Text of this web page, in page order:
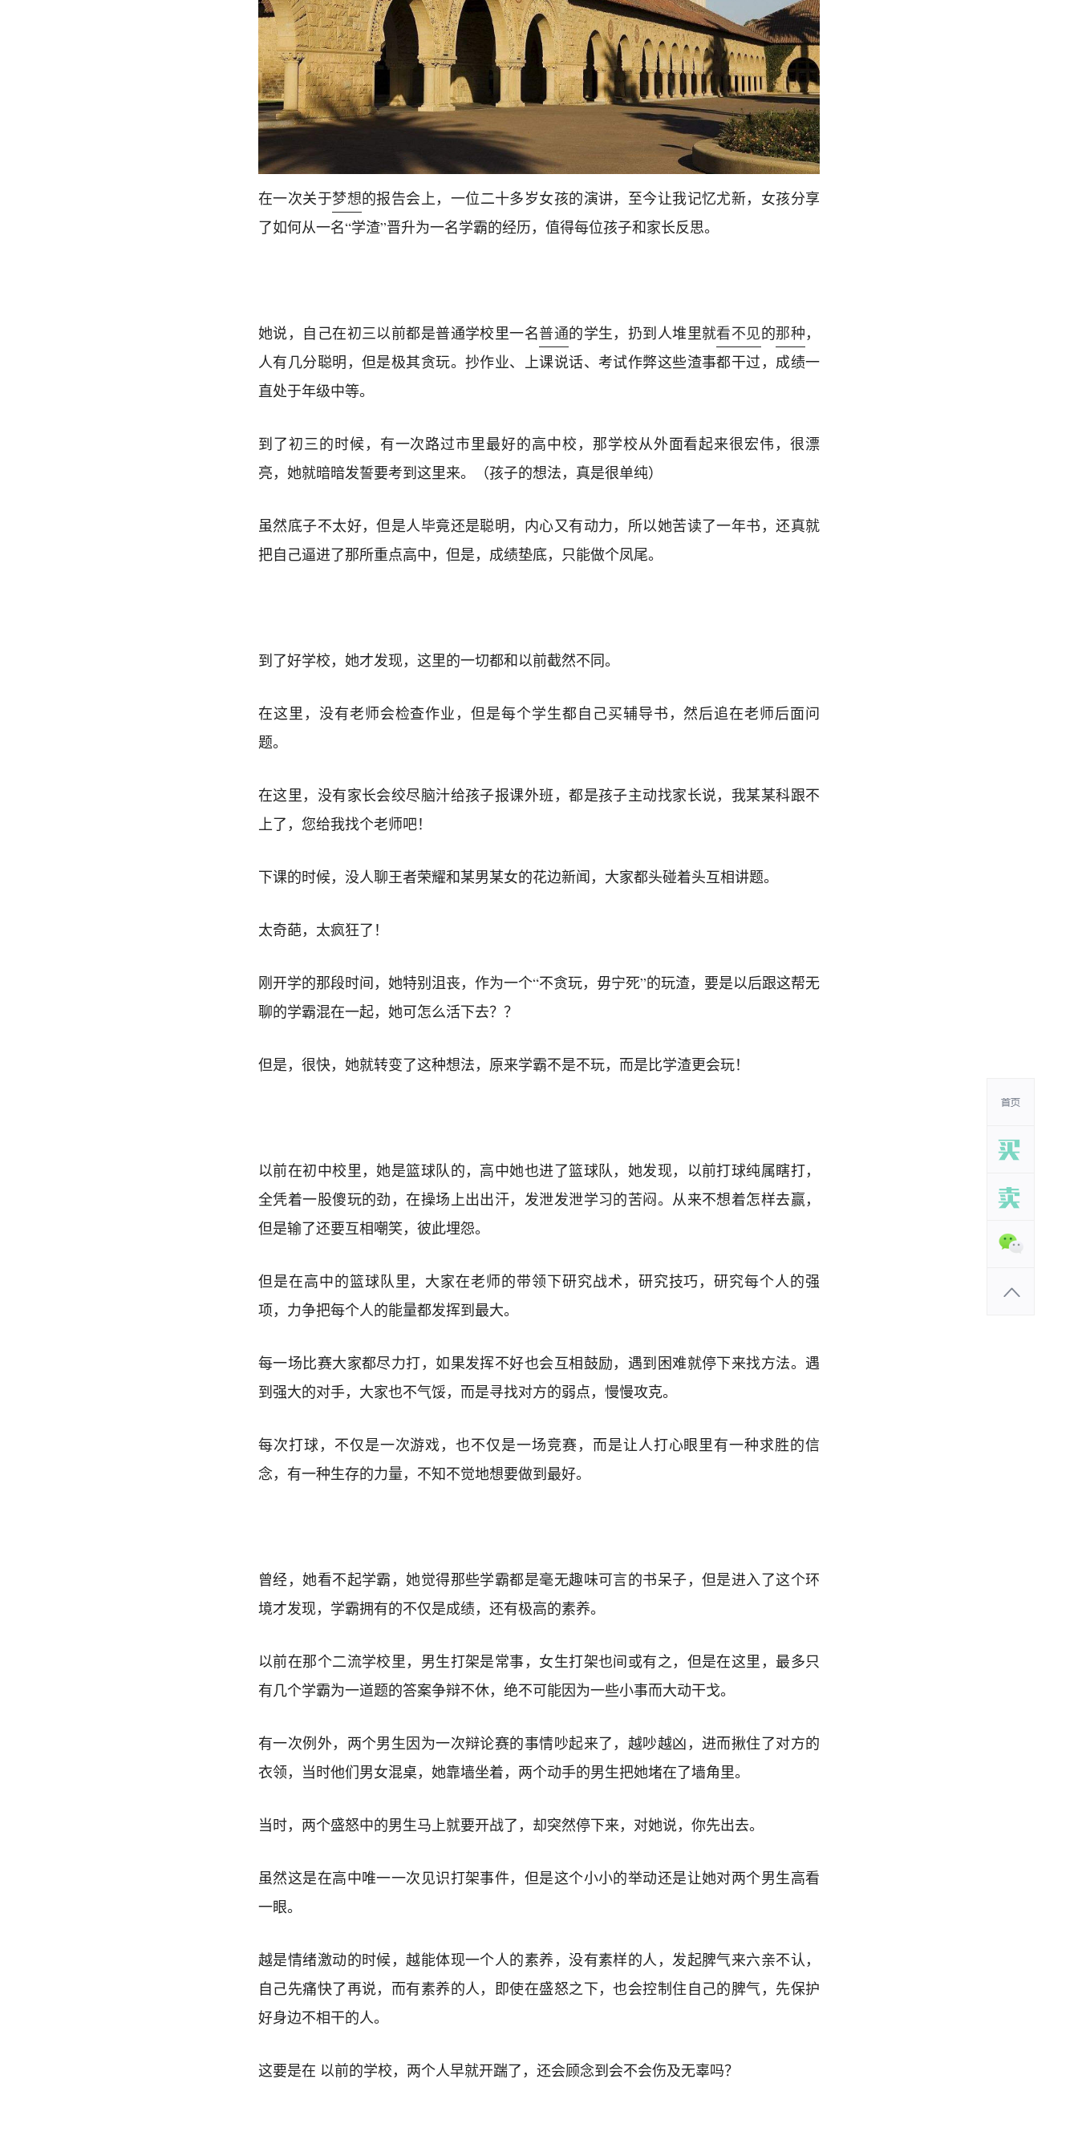
在一次关于梦想的报告会上，一位二十多岁女孩的演讲，至今让我记忆尤新，女孩分享
了如何从一名“学渣”晋升为一名学霸的经历，值得每位孩子和家长反思。
她说，自己在初三以前都是普通学校里一名普通的学生，扔到人堆里就看不见的那种，
人有几分聪明，但是极其贪玩。抄作业、上课说话、考试作弊这些渣事都干过，成绩一
直处于年级中等。
到了初三的时候，有一次路过市里最好的高中校，那学校从外面看起来很宏伟，很漂
亮，她就暗暗发誓要考到这里来。（孩子的想法，真是很单纯）
虽然底子不太好，但是人毕竟还是聪明，内心又有动力，所以她苦读了一年书，还真就
把自己逼进了那所重点高中，但是，成绩垫底，只能做个凤尾。
到了好学校，她才发现，这里的一切都和以前截然不同。
在这里，没有老师会检查作业，但是每个学生都自己买辅导书，然后追在老师后面问
题。
在这里，没有家长会绞尽脑汁给孩子报课外班，都是孩子主动找家长说，我某某科跟不
上了，您给我找个老师吧！
下课的时候，没人聊王者荣耀和某男某女的花边新闻，大家都头碰着头互相讲题。
太奇葩，太疯狂了！
刚开学的那段时间，她特别沮丧，作为一个“不贪玩，毋宁死”的玩渣，要是以后跟这帮无
聊的学霸混在一起，她可怎么活下去？？
但是，很快，她就转变了这种想法，原来学霸不是不玩，而是比学渣更会玩！
以前在初中校里，她是篮球队的，高中她也进了篮球队，她发现，以前打球纯属瞎打，
全凭着一股傻玩的劲，在操场上出出汗，发泄发泄学习的苦闷。从来不想着怎样去赢，
但是输了还要互相嘲笑，彼此埋怨。
但是在高中的篮球队里，大家在老师的带领下研究战术，研究技巧，研究每个人的强
项，力争把每个人的能量都发挥到最大。
每一场比赛大家都尽力打，如果发挥不好也会互相鼓励，遇到困难就停下来找方法。遇
到强大的对手，大家也不气馁，而是寻找对方的弱点，慢慢攻克。
每次打球，不仅是一次游戏，也不仅是一场竞赛，而是让人打心眼里有一种求胜的信
念，有一种生存的力量，不知不觉地想要做到最好。
曾经，她看不起学霸，她觉得那些学霸都是毫无趣味可言的书呆子，但是进入了这个环
境才发现，学霸拥有的不仅是成绩，还有极高的素养。
以前在那个二流学校里，男生打架是常事，女生打架也间或有之，但是在这里，最多只
有几个学霸为一道题的答案争辩不休，绝不可能因为一些小事而大动干戈。
有一次例外，两个男生因为一次辩论赛的事情吵起来了，越吵越凶，进而揪住了对方的
衣领，当时他们男女混桌，她靠墙坐着，两个动手的男生把她堵在了墙角里。
当时，两个盛怒中的男生马上就要开战了，却突然停下来，对她说，你先出去。
虽然这是在高中唯一一次见识打架事件，但是这个小小的举动还是让她对两个男生高看
一眼。
越是情绪激动的时候，越能体现一个人的素养，没有素样的人，发起脾气来六亲不认，
自己先痛快了再说，而有素养的人，即使在盛怒之下，也会控制住自己的脾气，先保护
好身边不相干的人。
这要是在 以前的学校，两个人早就开踹了，还会顾念到会不会伤及无辜吗？